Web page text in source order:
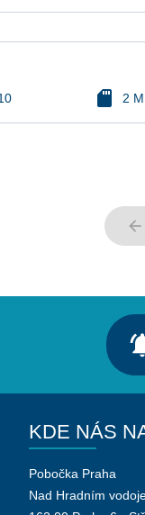
sd_card 2
arrow_back
KDE NÁS
Pobočka Praha
Nad Hradním